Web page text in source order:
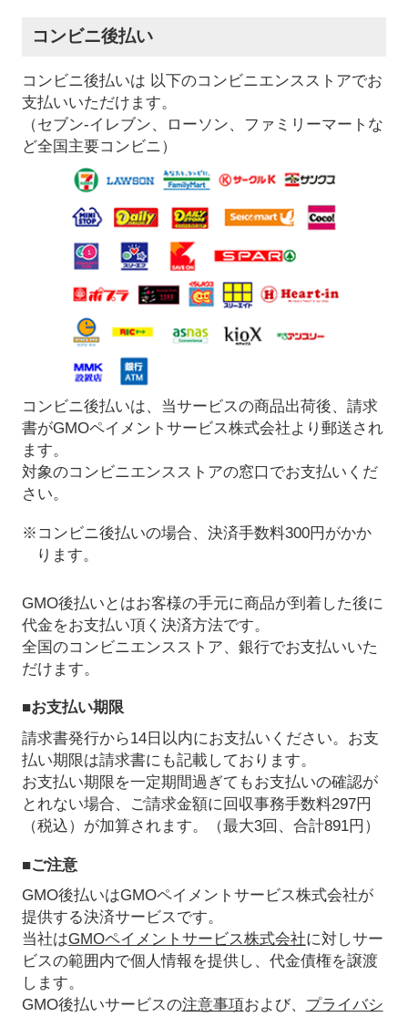
コンビニ後払い
コンビニ後払いは 以下のコンビニエンスストアでお
支払いいただけます。
（セブン-イレブン、ローソン、ファミリーマートな
ど全国主要コンビニ）
コンビニ後払いは、当サービスの商品出荷後、請求
書がGMOペイメントサービス株式会社より郵送され
ます。
対象のコンビニエンスストアの窓口でお支払いくだ
さい。
※コンビニ後払いの場合、決済手数料300円がかか
ります。
GMO後払いとはお客様の手元に商品が到着した後に
代金をお支払い頂く決済方法です。
全国のコンビニエンスストア、銀行でお支払いいた
だけます。
■お支払い期限
請求書発行から14日以内にお支払いください。お支
払い期限は請求書にも記載しております。
お支払い期限を一定期間過ぎてもお支払いの確認が
とれない場合、ご請求金額に回収事務手数料297円
（税込）が加算されます。（最大3回、合計891円）
■ご注意
GMO後払いはGMOペイメントサービス株式会社が
提供する決済サービスです。
当社はGMOペイメントサービス株式会社に対しサー
ビスの範囲内で個人情報を提供し、代金債権を譲渡
します。
GMO後払いサービスの注意事項および、 プライバシ